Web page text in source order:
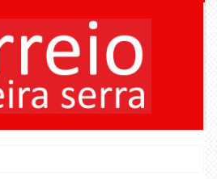
Algodres reacend